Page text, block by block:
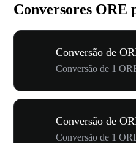
Conversores ORE
Conversão de
Conversão de 1
Conversão de
Conversão de 1